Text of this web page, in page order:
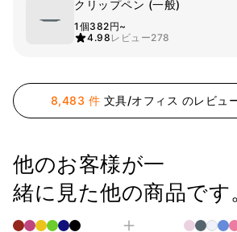
クリップペン (一般)
1個382円~
4.98 レビュー278
8,483 件 文具/オフィス のレビュ
他のお客様が一
緒に見た他の商品です
フレーム
会員登録
1：1お問い合わせ
カスタマーセンタ
ー
サービス紹介
袖なし
半袖
長袖